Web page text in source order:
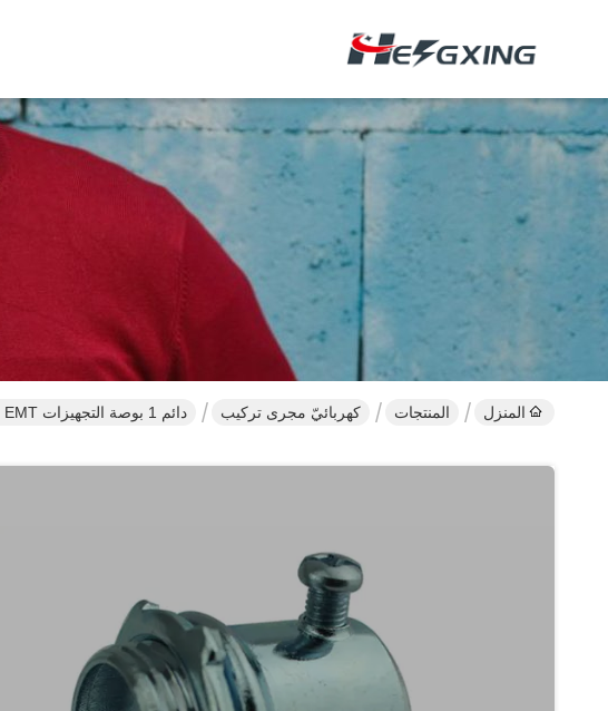
المنزل المنتجات كهربائيّ مجرى تركيب دائم 1 بوصة التجهيزات EMT القناة ، وتركيبات الصلب القناة الصلبة UL قياسي